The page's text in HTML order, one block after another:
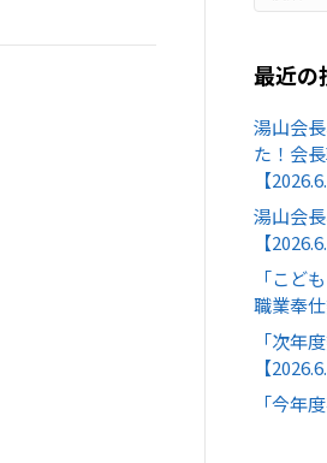
最近の
湯山会
た！会
【
湯山会
【
「こど
職業奉
「次年
【
「今年